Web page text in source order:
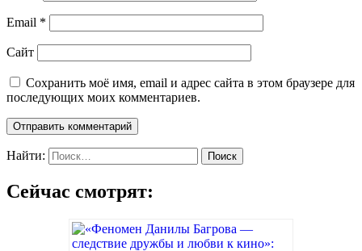
Email *
Сайт
Сохранить моё имя, email и адрес сайта в этом браузере для
последующих моих комментариев.
Найти:
Сейчас смотрят: